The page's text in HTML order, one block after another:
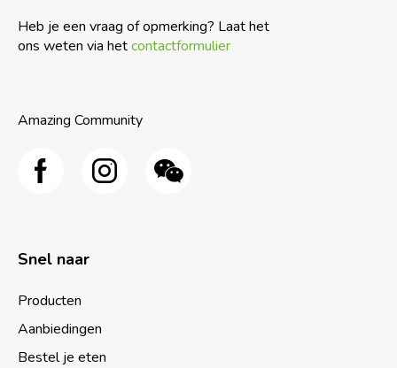
Heb je een vraag of opmerking? Laat het
ons weten via hetcontactformulier
Amazing Community
Snel naar
Producten
Aanbiedingen
Bestel je eten